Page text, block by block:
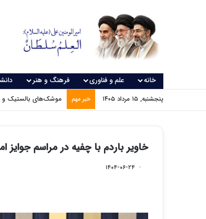
خانه علم و فناوری فرهنگ و هنر
پنجشنبه, ۱۵ مرداد ۱۴۰۵ خبر مهم موشک‌های بالستیک و
خاویر باردم با چفیه در مراسم
۱۴۰۴-۰۶-۲۴